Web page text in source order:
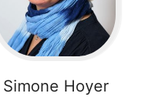
Simone Hoyer